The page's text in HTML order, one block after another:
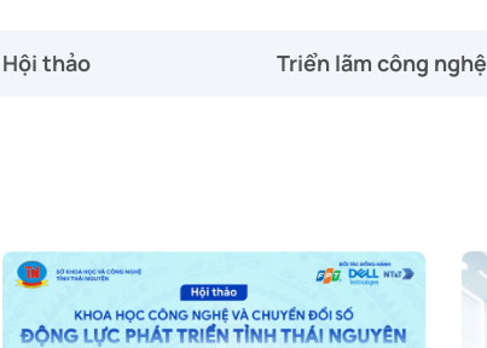
Hội thảo Triển lãm công nghệ